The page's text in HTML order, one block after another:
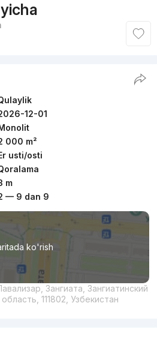
12-01
000 m²
usti/osti
m
— 9 dan 9
ko'rish
Зангиата, Зангиатинский
111802, Узбекистан